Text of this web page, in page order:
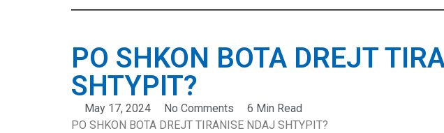
PO SHKON BOTA DREJT
SHTYPIT?
May 17, 2024 No Comments
6 Min Read
PO SHKON BOTA DREJT TIRANISE NDAJ SHTYPIT?